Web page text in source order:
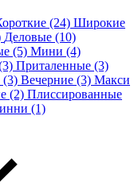
(24) Широкие
Деловые (10)
(5) Мини (4)
Приталенные (3)
(3) Вечерние (3) Макси
(2) Плиссированные
(1)